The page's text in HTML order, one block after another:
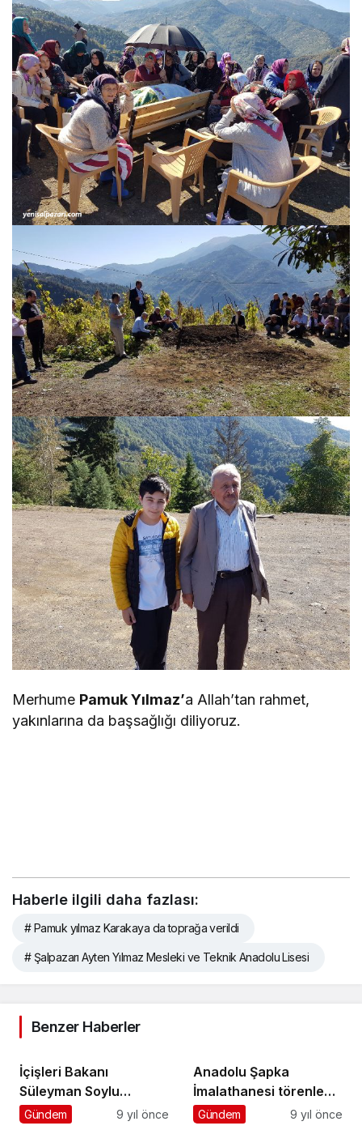
Merhume Pamuk Yılmaz’a Allah’tan rahmet,
yakınlarına da başsağlığı diliyoruz.
Haberle ilgili daha fazlası:
# Pamuk yılmaz Karakaya da toprağa verildi
# Şalpazarı Ayten Yılmaz Mesleki ve Teknik Anadolu Lisesi
Benzer Haberler
İçişleri Bakanı
Süleyman Soylu
Şalpazarı’na geliyor
Gündem 9 yıl önce
Anadolu Şapka
İmalathanesi törenle
hizmete açıldı
Gündem 9 yıl önce